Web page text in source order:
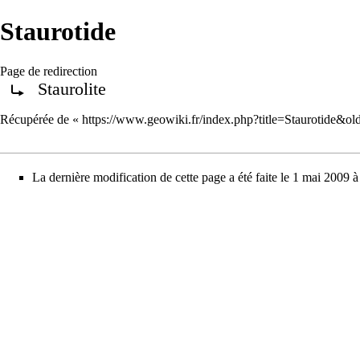
Staurotide
Page de redirection
Rediriger vers :
Staurolite
Récupérée de « https://www.geowiki.fr/
La dernière modification de cette page a été faite le 1 mai 2009